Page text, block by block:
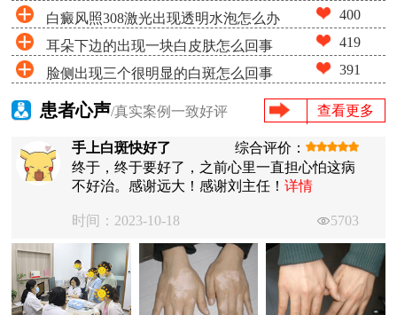
白癜风照308激光出现透明水泡怎么办 400
耳朵下边的出现一块白皮肤怎么回事 419
脸侧出现三个很明显的白斑怎么回事 391
患者心声/真实案例一致好评 查看更多
手上白斑快好了
综合评价：
终于，终于要好了，之前心里一直担心怕这病
不好治。感谢远大！感谢刘主任！详情
时间：2023-10-18 5703